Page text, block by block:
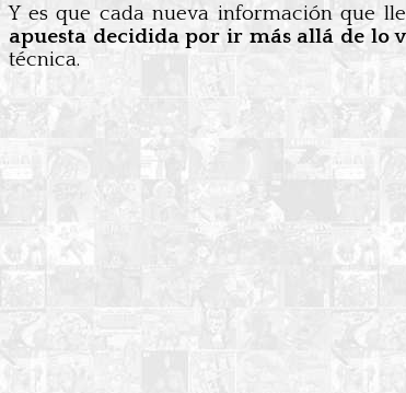
Y es que cada nueva información que
apuesta decidida por ir más allá de lo
técnica.